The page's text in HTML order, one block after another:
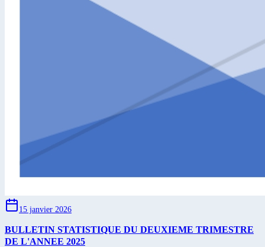
15 janvier 2026
BULLETIN STATISTIQUE DU DEUXIEME TRIMESTRE
DE L'ANNEE 2025